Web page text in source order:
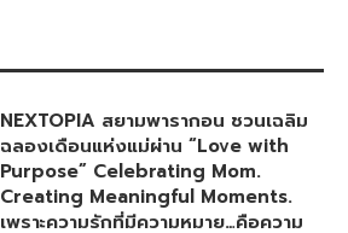
NEXTOPIA สยามพารากอน ชวนเฉลิม
ฉลองเดือนแห่งแม่ผ่าน “Love with
Purpose” Celebrating Mom.
Creating Meaningful Moments.
เพราะความรักที่มีความหมาย…คือความ